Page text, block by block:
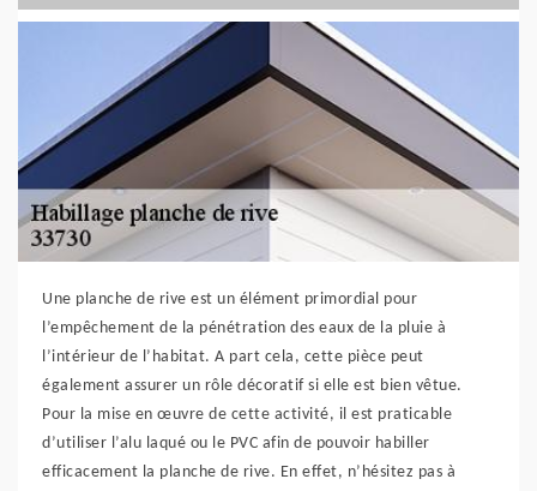
Une planche de rive est un élément primordial pour
l’empêchement de la pénétration des eaux de la pluie à
l’intérieur de l’habitat. A part cela, cette pièce peut
également assurer un rôle décoratif si elle est bien vêtue.
Pour la mise en œuvre de cette activité, il est praticable
d’utiliser l’alu laqué ou le PVC afin de pouvoir habiller
efficacement la planche de rive. En effet, n’hésitez pas à